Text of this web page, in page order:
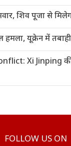
शिव पूजा से
यूक्रेन में
Xi Jinping
FOLLOW US ON